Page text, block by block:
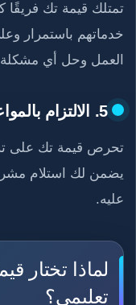
تمتلك قيمة تك فريقًا
العمل وحل أي
5. الالتزام بالمواعيد
تحرص قيمة تك على
يضمن لك استلام
عليه.
لماذا تختار
تعليمي؟